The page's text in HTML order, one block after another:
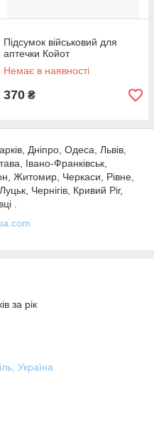
Підсумок військовий для
аптечки Койот
Немає в наявності
370 ₴
Дніпро, Одеса, Львів,
Івано-Франківськ,
Житомир, Черкаси, Рівне,
Чернігів, Кривий Ріг,
.
за рік
Україна